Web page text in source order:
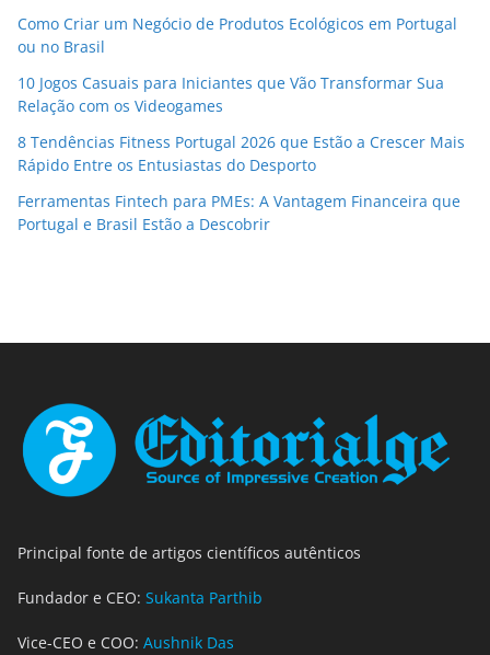
Como Criar um Negócio de Produtos Ecológicos em Portugal
ou no Brasil
10 Jogos Casuais para Iniciantes que Vão Transformar Sua
Relação com os Videogames
8 Tendências Fitness Portugal 2026 que Estão a Crescer Mais
Rápido Entre os Entusiastas do Desporto
Ferramentas Fintech para PMEs: A Vantagem Financeira que
Portugal e Brasil Estão a Descobrir
Principal fonte de artigos científicos autênticos
Fundador e CEO: Sukanta Parthib
Vice-CEO e COO: Aushnik Das